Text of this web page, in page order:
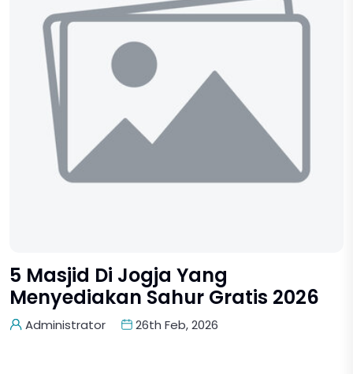
5 Masjid Di Jogja Yang
Menyediakan Sahur Gratis 2026
Administrator 26th Feb, 2026